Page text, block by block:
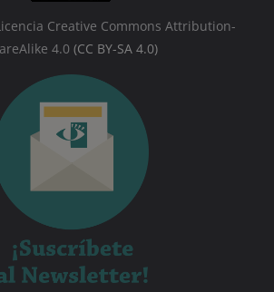
Creative Commons Attribution-
4.0 (CC BY-SA 4.0)